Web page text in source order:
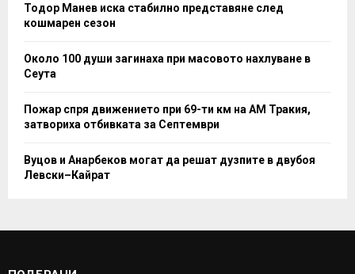
Тодор Манев иска стабилно представяне след
кошмарен сезон
Около 100 души загинаха при масовото нахлуване в
Сеута
Пожар спря движението при 69-ти км на АМ Тракия,
затвориха отбивката за Септември
Вуцов и Анарбеков могат да решат дузпите в двубоя
Левски–Кайрат